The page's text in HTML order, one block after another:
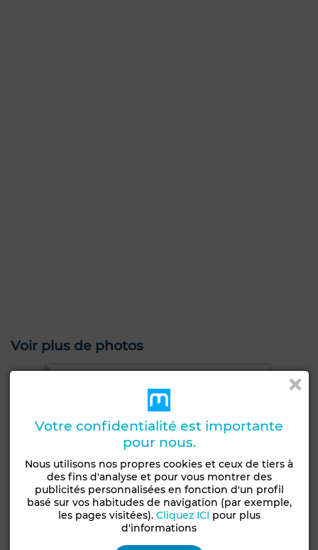
Voir plus de photos
Votre confidentialité est importante
pour nous.
Nous utilisons nos propres cookies et ceux de tiers à
des fins d'analyse et pour vous montrer des
publicités personnalisées en fonction d'un profil
basé sur vos habitudes de navigation (par exemple,
les pages visitées). Cliquez ICI pour plus
d'informations